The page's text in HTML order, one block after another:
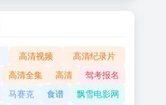
高清视频
高清纪录片
高清全集 高清
驾考报名
马赛克 食谱
飘雪电影网